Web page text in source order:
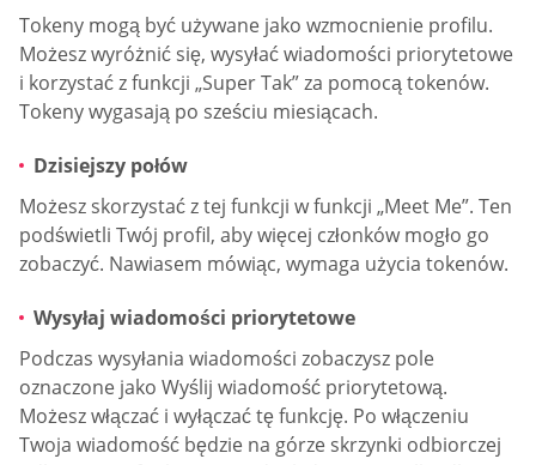
Tokeny mogą być używane jako wzmocnienie profilu.
Możesz wyróżnić się, wysyłać wiadomości priorytetowe
i korzystać z funkcji „Super Tak” za pomocą tokenów.
Tokeny wygasają po sześciu miesiącach.
Dzisiejszy połów
Możesz skorzystać z tej funkcji w funkcji „Meet Me”. Ten
podświetli Twój profil, aby więcej członków mogło go
zobaczyć. Nawiasem mówiąc, wymaga użycia tokenów.
Wysyłaj wiadomości priorytetowe
Podczas wysyłania wiadomości zobaczysz pole
oznaczone jako Wyślij wiadomość priorytetową.
Możesz włączać i wyłączać tę funkcję. Po włączeniu
Twoja wiadomość będzie na górze skrzynki odbiorczej